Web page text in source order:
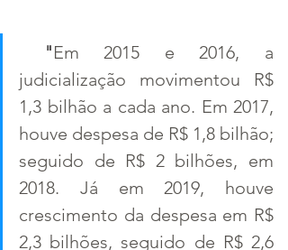
"Em 2015 e 2016, a
judicialização movimentou R$
1,3 bilhão a cada ano. Em 2017,
houve despesa de R$ 1,8 bilhão;
seguido de R$ 2 bilhões, em
2018. Já em 2019, houve
crescimento da despesa em R$
2,3 bilhões, seguido de R$ 2,6